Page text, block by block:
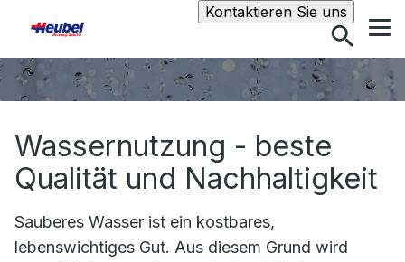
Kontaktieren Sie unsSuche
Wassernutzung - beste
Qualität und Nachhaltigkeit
Sauberes Wasser ist ein kostbares,
lebenswichtiges Gut. Aus diesem Grund wird